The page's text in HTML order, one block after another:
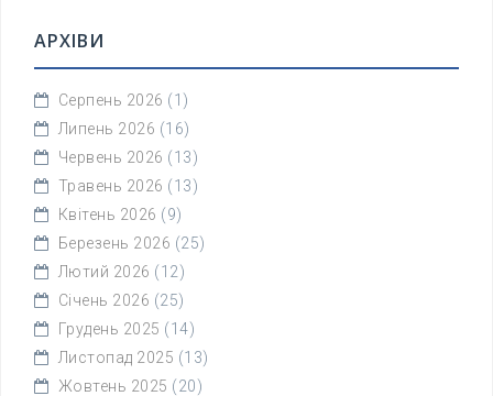
АРХІВИ
Серпень 2026 (1)
Липень 2026 (16)
Червень 2026 (13)
Травень 2026 (13)
Квітень 2026 (9)
Березень 2026 (25)
Лютий 2026 (12)
Січень 2026 (25)
Грудень 2025 (14)
Листопад 2025 (13)
Жовтень 2025 (20)